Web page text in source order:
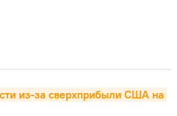
из-за сверхприбыли США на